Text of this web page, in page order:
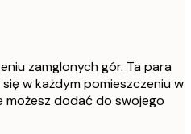
260,40 zł
zamglonych gór. Ta para
w każdym pomieszczeniu w
możesz dodać do swojego